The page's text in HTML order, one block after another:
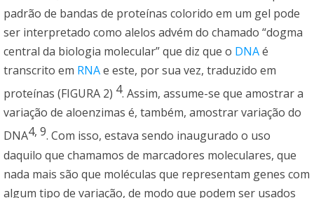
padrão de bandas de proteínas colorido em um gel pode
ser interpretado como alelos advém do chamado “dogma
central da biologia molecular” que diz que o DNAé
transcrito em RNAe este, por sua vez, traduzido em
proteínas (FIGURA 2) 4. Assim, assume-se que amostrar a
variação de aloenzimas é, também, amostrar variação do
DNA4, 9. Com isso, estava sendo inaugurado o uso
daquilo que chamamos de marcadores moleculares, que
nada mais são que moléculas que representam genes com
algum tipo de variação, de modo que podem ser usados